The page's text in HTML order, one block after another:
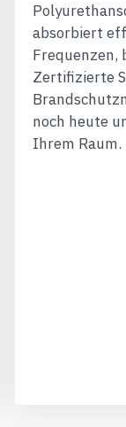
absorbiert
Frequenzen,
Zertifizierte
noch heute
Ihrem Raum.